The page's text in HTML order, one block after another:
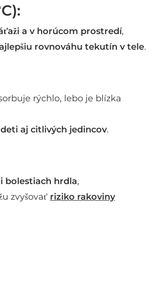
a v horúcom prostredí,
rovnováhu tekutín v tele.
rýchlo, lebo je blízka
deti aj citlivých jedincov.
bolestiach hrdla,
zvyšovať riziko rakoviny